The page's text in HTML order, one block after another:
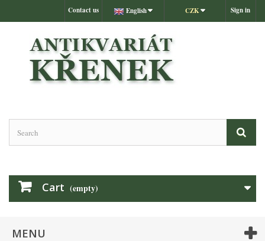
Sign in
CZK
English
Contact us
Cart (empty)
MENU